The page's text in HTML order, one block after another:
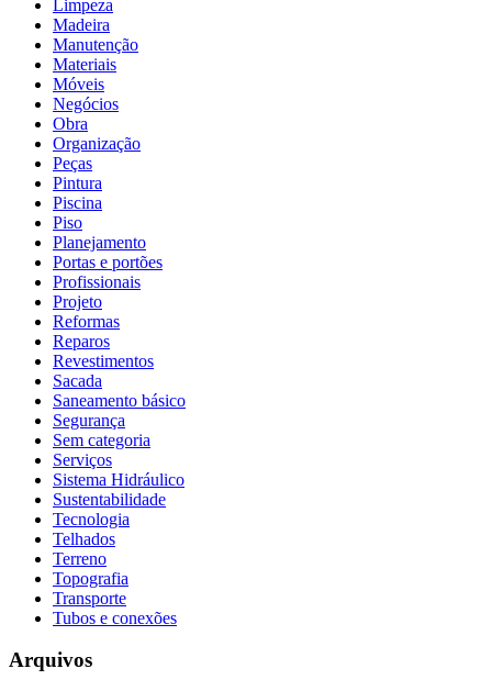
Limpeza
Madeira
Manutenção
Materiais
Móveis
Negócios
Obra
Organização
Peças
Pintura
Piscina
Piso
Planejamento
Portas e portões
Profissionais
Projeto
Reformas
Reparos
Revestimentos
Sacada
Saneamento básico
Segurança
Sem categoria
Serviços
Sistema Hidráulico
Sustentabilidade
Tecnologia
Telhados
Terreno
Topografia
Transporte
Tubos e conexões
Arquivos